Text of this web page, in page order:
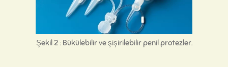
Şekil 2 : Bükülebilir ve şişirilebilir penil protezler.